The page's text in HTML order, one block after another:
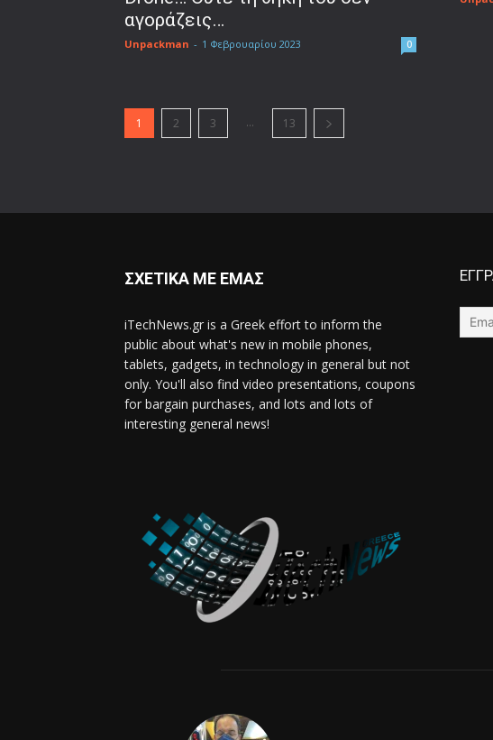
αγοράζεις…
Unpackman - 1 Φεβρουαρίου 2023 0
1 2 3 ... 13
ΣΧΕΤΙΚΑ ΜΕ ΕΜΑΣ
iTechNews.gr is a Greek effort to inform the
public about what's new in mobile phones,
tablets, gadgets, in technology in general but not
only. You'll also find video presentations, coupons
for bargain purchases, and lots and lots of
interesting general news!